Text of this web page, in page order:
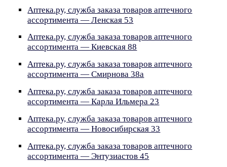
Аптека.ру, служба заказа товаров аптечного
ассортимента — Ленская 53
Аптека.ру, служба заказа товаров аптечного
ассортимента — Киевская 88
Аптека.ру, служба заказа товаров аптечного
ассортимента — Смирнова 38а
Аптека.ру, служба заказа товаров аптечного
ассортимента — Карла Ильмера 23
Аптека.ру, служба заказа товаров аптечного
ассортимента — Новосибирская 33
Аптека.ру, служба заказа товаров аптечного
ассортимента — Энтузиастов 45